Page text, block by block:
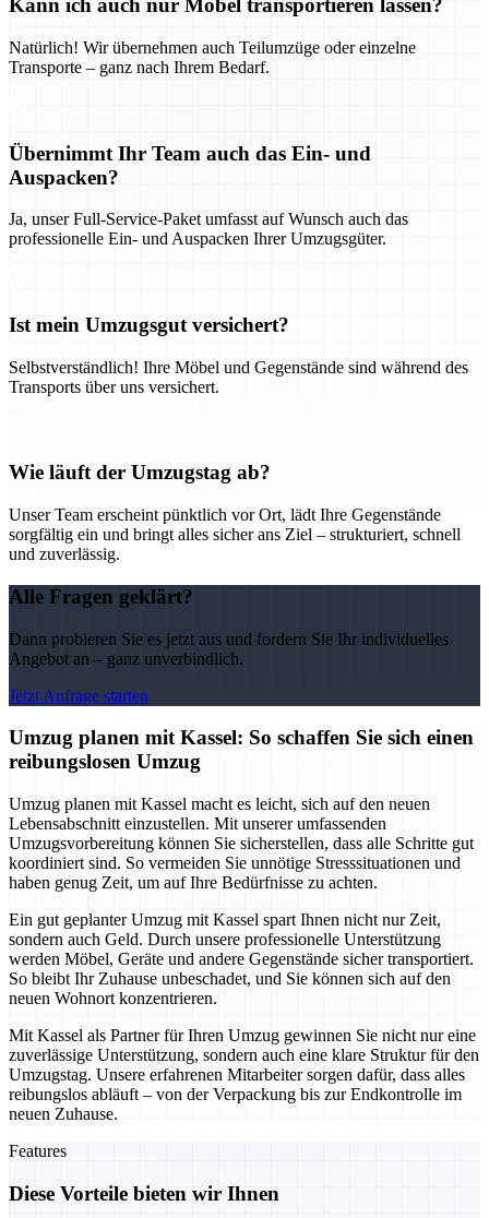
Kann ich auch nur Möbel transportieren lassen?
Natürlich! Wir übernehmen auch Teilumzüge oder einzelne
Transporte – ganz nach Ihrem Bedarf.
Übernimmt Ihr Team auch das Ein- und
Auspacken?
Ja, unser Full-Service-Paket umfasst auf Wunsch auch das
professionelle Ein- und Auspacken Ihrer Umzugsgüter.
Ist mein Umzugsgut versichert?
Selbstverständlich! Ihre Möbel und Gegenstände sind während des
Transports über uns versichert.
Wie läuft der Umzugstag ab?
Unser Team erscheint pünktlich vor Ort, lädt Ihre Gegenstände
sorgfältig ein und bringt alles sicher ans Ziel – strukturiert, schnell
und zuverlässig.
Alle Fragen geklärt?
Dann probieren Sie es jetzt aus und fordern Sie Ihr individuelles
Angebot an – ganz unverbindlich.
Jetzt Anfrage starten
Umzug planen mit Kassel: So schaffen Sie sich einen
reibungslosen Umzug
Umzug planen mit Kassel macht es leicht, sich auf den neuen
Lebensabschnitt einzustellen. Mit unserer umfassenden
Umzugsvorbereitung können Sie sicherstellen, dass alle Schritte gut
koordiniert sind. So vermeiden Sie unnötige Stresssituationen und
haben genug Zeit, um auf Ihre Bedürfnisse zu achten.
Ein gut geplanter Umzug mit Kassel spart Ihnen nicht nur Zeit,
sondern auch Geld. Durch unsere professionelle Unterstützung
werden Möbel, Geräte und andere Gegenstände sicher transportiert.
So bleibt Ihr Zuhause unbeschadet, und Sie können sich auf den
neuen Wohnort konzentrieren.
Mit Kassel als Partner für Ihren Umzug gewinnen Sie nicht nur eine
zuverlässige Unterstützung, sondern auch eine klare Struktur für den
Umzugstag. Unsere erfahrenen Mitarbeiter sorgen dafür, dass alles
reibungslos abläuft – von der Verpackung bis zur Endkontrolle im
neuen Zuhause.
Features
Diese Vorteile bieten wir Ihnen